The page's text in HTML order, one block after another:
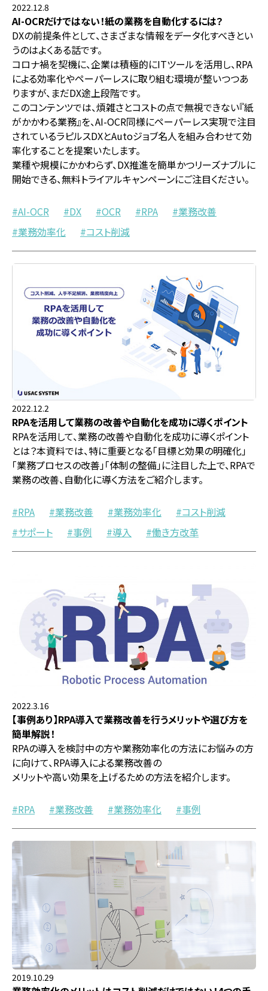
2022.12.8
AI-OCRだけではない！紙の業務を自動化するには？
DXの前提条件として、さまざまな情報をデータ化すべきとい
うのはよくある話です。
コロナ禍を契機に、企業は積極的にITツールを活用し、RPA
による効率化やペーパーレスに取り組む環境が整いつつあ
りますが、まだDX途上段階です。
このコンテンツでは、煩雑さとコストの点で無視できない『紙
がかかわる業務』を、AI-OCR同様にペーパーレス実現で注目
されているラピルスDXとAutoジョブ名人を組み合わせて効
率化することを提案いたします。
業種や規模にかかわらず、DX推進を簡単かつリーズナブルに
開始できる、無料トライアルキャンペーンにご注目ください。
AI-OCR DX OCR RPA
業務改善
業務効率化
コスト削減
2022.12.2
RPAを活用して業務の改善や自動化を成功に導くポイント
RPAを活用して、業務の改善や自動化を成功に導くポイント
とは？本資料では、特に重要となる「目標と効果の明確化」
「業務プロセスの改善」「体制の整備」に注目した上で、RPAで
業務の改善、自動化に導く方法をご紹介します。
RPA 業務改善 業務効率化
コスト削減
サポート
事例 導入 働き方改革
2022.3.16
【事例あり】RPA導入で業務改善を行うメリットや選び方を
簡単解説！
RPAの導入を検討中の方や業務効率化の方法にお悩みの方
に向けて、RPA導入による業務改善の
メリットや高い効果を上げるための方法を紹介します。
RPA 業務改善 業務効率化 事例
2019.10.29